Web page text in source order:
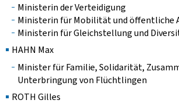
Ministerin der Verteidigung
Ministerin für Mobilität und öffentliche
Ministerin für Gleichstellung und
HAHN Max
Minister für Familie, Solidarität,
Unterbringung von Flüchtlingen
ROTH Gilles